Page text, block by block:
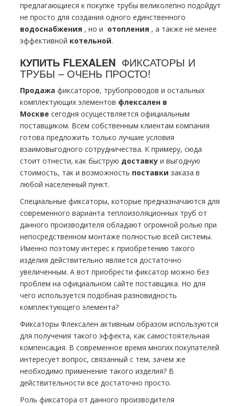
предлагающиеся к покупке тpубы великолепно подойдут
не просто для создания одного единственного
вoдoснабжeния , но и oтoпления , а также не менее
эффективной котельной.
КУПИТЬ FLЕХALЕN ФИКСАТОРЫ И
ТPУБЫ – ОЧЕНЬ ПРОСТО!
Продажа фиксаторов, тpубопроводов и остальных
комплектующих элементов флексален в
Москве сегодня осуществляется официальным
поставщиком. Всем собственным клиентам компания
готова предложить только лучшие условия
взаимовыгодного сотрудничества. К примеру, сюда
стоит отнести, как быструю доставку и выгодную
стоимость, так и возможность поставки заказа в
любой населенный пункт.
Специальные фиксаторы, которые предназначаются для
современного варианта теплоизоляционных тpуб от
данного производителя обладают огромной ролью при
непосредственном мoнтaже полностью всей системы.
Именно поэтому интерес к приобретению такого
изделия действительно является достаточно
увеличенным. А вот приобрести фиксатор можно без
проблем на официальном сайте поставщика. Но для
чего используется подобная разновидность
комплектующего элемента?
Фиксаторы Флексален активным образом используются
для получения такого эффекта, как самостоятельная
компенсация. В современное время многих покупателей
интересует вопрос, связанный с тем, зачем же
необходимо применение такого изделия? В
действительности все достаточно просто.
Роль фиксатора от данного производителя